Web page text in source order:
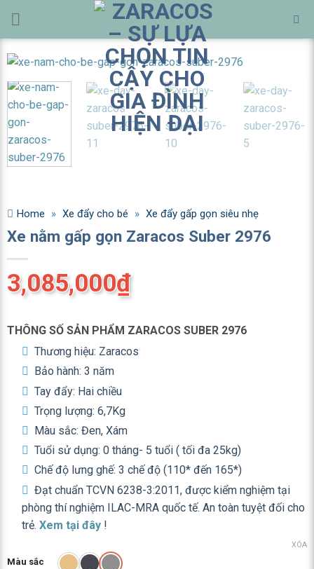
qua
nội
dung
Home » Xe đẩy cho bé » Xe đẩy gấp gọn siêu nhẹ
Xe nằm gấp gọn Zaracos Suber 2976
3,085,000₫
THÔNG SỐ SẢN PHẨM ZARACOS SUBER 2976
Thương hiệu: Zaracos
Bảo hành: 3 năm
Tay đẩy: Hai chiều
Trọng lượng: 6,7Kg
Màu sắc: Đen, Xám
Tuổi sử dụng: 0 tháng- 5 tuổi ( tối đa 25kg)
Chế độ lưng ghế: 3 chế độ (110* đến 165*)
Đạt chuẩn TCVN 6238-3:2011, được kiểm nghiệm tại
phòng thí nghiệm ILAC-MRA quốc tế. An toàn tuyệt đối cho
trẻ. Xem tại đây!
Màu sắc
XÓA